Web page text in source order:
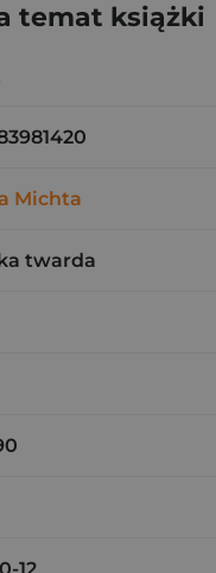
temat książki
Michta
twarda